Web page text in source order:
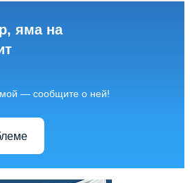
яма на
— сообщите о ней!